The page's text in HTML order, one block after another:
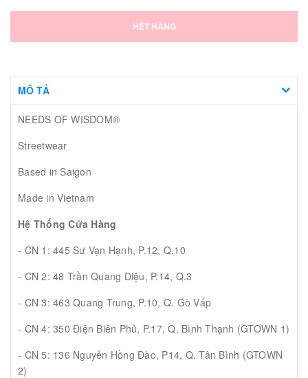
HẾT HÀNG
MÔ TẢ
NEEDS OF WISDOM®
Streetwear
Based in Saigon
Made in Vietnam
Hệ Thống Cửa Hàng
- CN 1: 445 Sư Vạn Hạnh, P.12, Q.10
- CN 2: 48 Trần Quang Diệu, P.14, Q.3
- CN 3: 463 Quang Trung, P.10, Q. Gò Vấp
- CN 4: 350 Điện Biên Phủ, P.17, Q. Bình Thạnh (GTOWN 1)
- CN 5: 136 Nguyễn Hồng Đào, P14, Q. Tân Bình (GTOWN
2)